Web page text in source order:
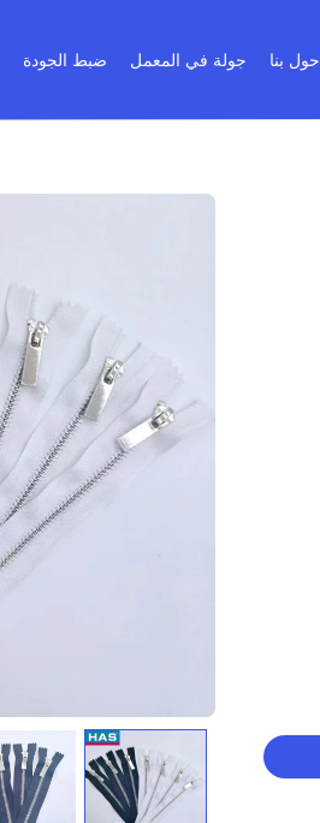
حول بنا جولة في المعمل ضبط الجودة